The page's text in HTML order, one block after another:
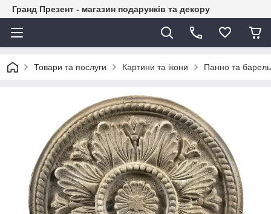
Гранд Презент - магазин подарунків та декору
Товари та послуги Картини та ікони Панно та